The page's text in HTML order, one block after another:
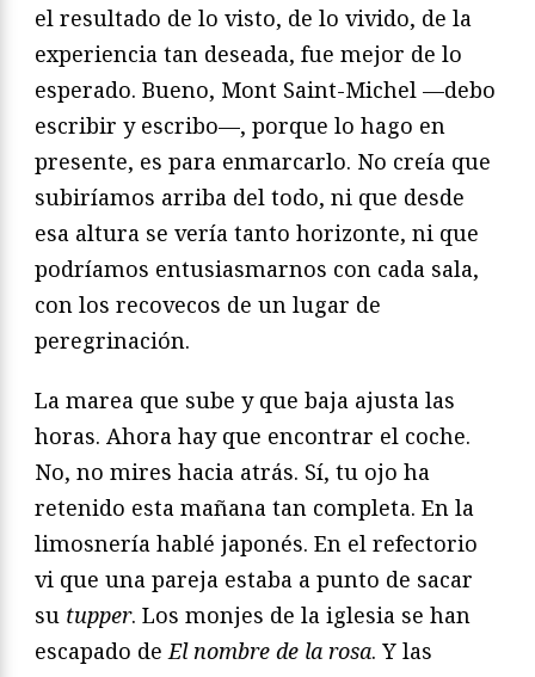
el resultado de lo visto, de lo vivido, de la
experiencia tan deseada, fue mejor de lo
esperado. Bueno, Mont Saint-Michel —debo
escribir y escribo—, porque lo hago en
presente, es para enmarcarlo. No creía que
subiríamos arriba del todo, ni que desde
esa altura se vería tanto horizonte, ni que
podríamos entusiasmarnos con cada sala,
con los recovecos de un lugar de
peregrinación.
La marea que sube y que baja ajusta las
horas. Ahora hay que encontrar el coche.
No, no mires hacia atrás. Sí, tu ojo ha
retenido esta mañana tan completa. En la
limosnería hablé japonés. En el refectorio
vi que una pareja estaba a punto de sacar
su tupper. Los monjes de la iglesia se han
escapado de El nombre de la rosa. Y las